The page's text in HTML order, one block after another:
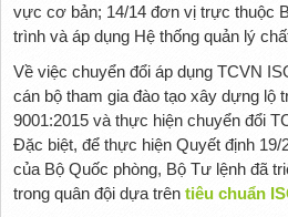
vực cơ bản; 14/14 đơn vị trực thuộc
trình và áp dụng Hệ thống quản lý
Về việc chuyển đổi áp dụng TCVN
cán bộ tham gia đào tạo xây dựng lộ
9001:2015 và thực hiện chuyển đổi
Đặc biệt, để thực hiện Quyết định
của Bộ Quốc phòng, Bộ Tư lệnh đã
trong quân đội dựa trên tiêu chuẩn